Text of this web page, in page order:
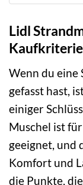
Lidl
Wenn du eine
gefasst hast,
einiger
Muschel ist
geeignet, und
Komfort und
die Punkte,